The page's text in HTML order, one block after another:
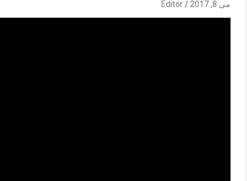
می 8, 2017 Editor